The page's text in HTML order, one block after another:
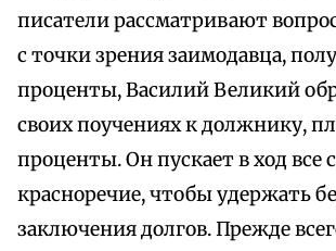
писатели рассматривают
с точки зрения заимодавца,
проценты, Василий Великий
своих поучениях к должнику,
проценты. Он пускает в ход все
красноречие, чтобы удержать
заключения долгов. Прежде